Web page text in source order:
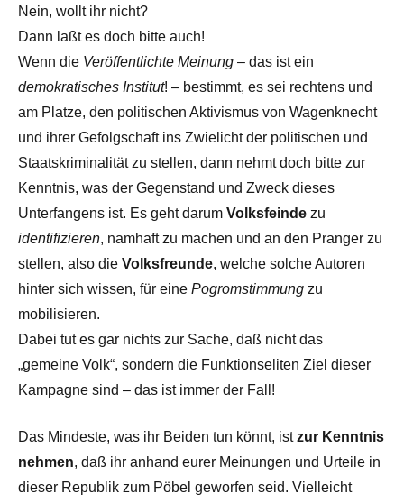
Nein, wollt ihr nicht?
Dann laßt es doch bitte auch!
Wenn die Veröffentlichte Meinung – das ist ein
demokratisches Institut! – bestimmt, es sei rechtens und
am Platze, den politischen Aktivismus von Wagenknecht
und ihrer Gefolgschaft ins Zwielicht der politischen und
Staatskriminalität zu stellen, dann nehmt doch bitte zur
Kenntnis, was der Gegenstand und Zweck dieses
Unterfangens ist. Es geht darum Volksfeinde zu
identifizieren, namhaft zu machen und an den Pranger zu
stellen, also die Volksfreunde, welche solche Autoren
hinter sich wissen, für eine Pogromstimmung zu
mobilisieren.
Dabei tut es gar nichts zur Sache, daß nicht das
„gemeine Volk“, sondern die Funktionseliten Ziel dieser
Kampagne sind – das ist immer der Fall!
Das Mindeste, was ihr Beiden tun könnt, istzur Kenntnis
nehmen, daß ihr anhand eurer Meinungen und Urteile in
dieser Republik zum Pöbel geworfen seid. Vielleicht